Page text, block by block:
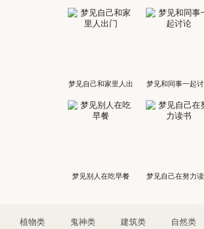
梦见自己和家里人出
门
梦见和同事一起
梦见别人在吃早餐 梦见自己在努力
植物类 鬼神类 建筑类 自然类